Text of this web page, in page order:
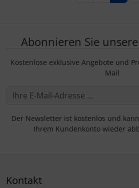
Abonnieren Sie
Kostenlose exklusive Angebote und
Mail
Der Newsletter ist kostenlos und
Ihrem Kundenkonto wieder
Kontakt